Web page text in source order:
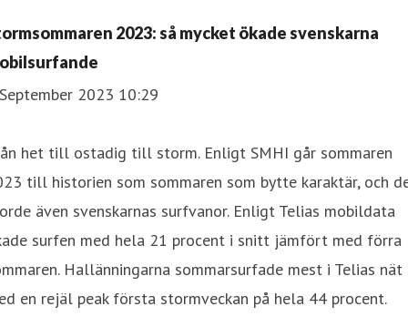
2023: så mycket ökade svenskarna
2023 10:29
het till ostadig till storm. Enligt SMHI går sommaren
till historien som sommaren som bytte karaktär, och
även svenskarnas surfvanor. Enligt Telias mobildata
surfen med hela 21 procent i snitt jämfört med förra
Hallänningarna sommarsurfade mest i Telias nät
en rejäl peak första stormveckan på hela 44 procent.